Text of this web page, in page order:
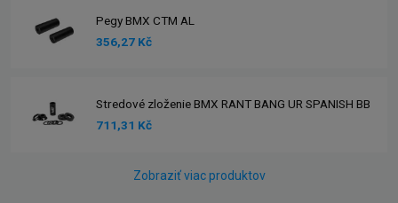
Pegy BMX CTM AL
356,27 Kč
Stredové zloženie BMX RANT BANG UR SPANISH BB
711,31 Kč
Zobraziť viac produktov